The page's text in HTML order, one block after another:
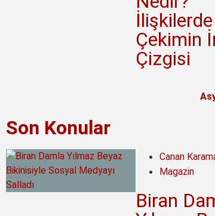
İlişkilerde
Çekimin
Çizgisi
Son Konular
Canan
Magazin
Biran